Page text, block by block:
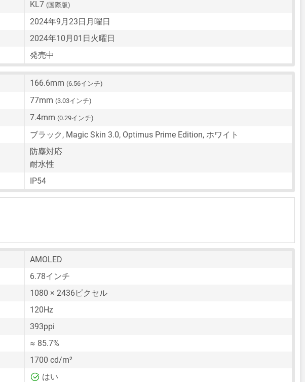
KL7 (国際版)
2024年9月23日月曜日
2024年10月01日火曜日
発売中
166.6mm (6.56インチ)
77mm (3.03インチ)
7.4mm (0.29インチ)
ブラック, Magic Skin 3.0, Optimus Prime Edition, ホワイト
防塵対応
耐水性
IP54
AMOLED
6.78インチ
1080 × 2436ピクセル
120Hz
393ppi
≈ 85.7%
1700 cd/m²
はい